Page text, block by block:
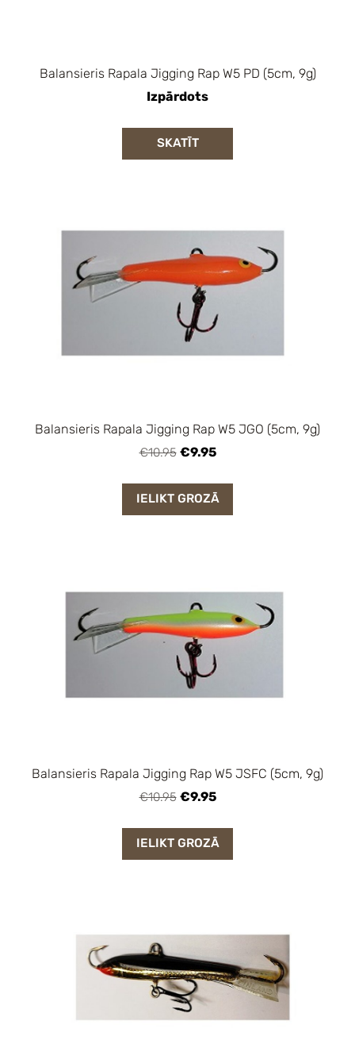
Balansieris Rapala Jigging Rap W5 PD (5cm, 9g)
Izpārdots
SKATĪT
Balansieris Rapala Jigging Rap W5 JGO (5cm, 9g)
€10.95 €9.95
IELIKT GROZĀ
Balansieris Rapala Jigging Rap W5 JSFC (5cm, 9g)
€10.95 €9.95
IELIKT GROZĀ